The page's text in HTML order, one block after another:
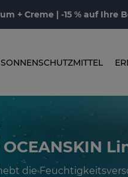
+ Creme | -15 % auf Ihre
SONNENSCHUTZMITTEL
die